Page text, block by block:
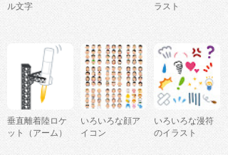
ル文字
ラスト
垂直離着陸ロケ
ット（アーム）
いろいろな顔ア
イコン
いろいろな漫符
のイラスト